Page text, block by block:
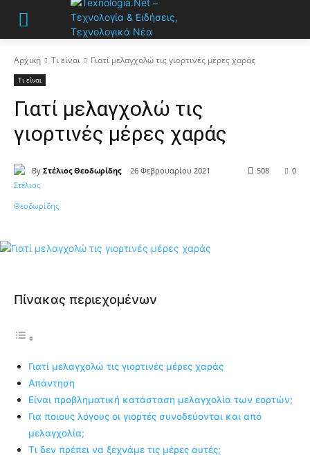
Αρχική Τι είναι Γιατί μελαγχολώ τις γιορτινές μέρες χαράς
Τι είναι
Γιατί μελαγχολώ τις
γιορτινές μέρες χαράς
By Στέλιος Θεοδωρίδης 26 Φεβρουαρίου 2021 0
508
Πίνακας περιεχομένων
Γιατί μελαγχολώ τις γιορτινές μέρες χαράς
Απάντηση
Είναι προβληματική κατάσταση μελαγχολία των εορτών;
Για ποιους λόγους οι γιορτές συνοδεύονται και από
μελαγχολία;
Τι δεν πρέπει να ξεχνάμε τις μέρες αυτές;